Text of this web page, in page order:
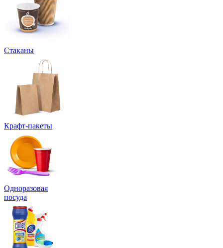
Стаканы
Крафт-пакеты
Одноразовая
посуда